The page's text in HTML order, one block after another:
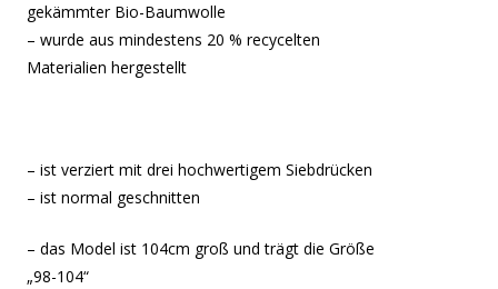
gekämmter Bio-Baumwolle
– wurde aus mindestens 20 % recycelten
Materialien hergestellt
– ist verziert mit drei hochwertigem Siebdrücken
– ist normal geschnitten
– das Model ist 104cm groß und trägt die Größe
„98-104“